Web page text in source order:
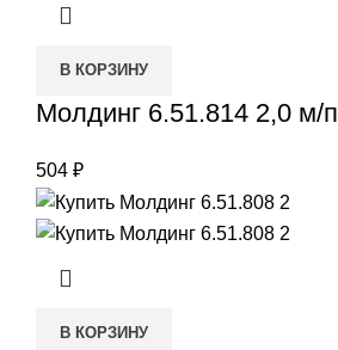
В КОРЗИНУ
Молдинг 6.51.814 2,0 м/п
504 ₽
В КОРЗИНУ